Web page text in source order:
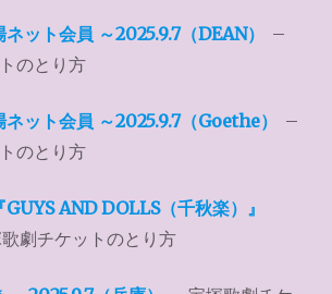
ット会員 ～2025.9.7（DEAN）
–
のとり方
ット会員 ～2025.9.7（Goethe）
–
のとり方
AND DOLLS（千秋楽）』
劇チケットのとり方